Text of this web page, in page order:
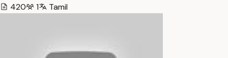
420
1 Tamil